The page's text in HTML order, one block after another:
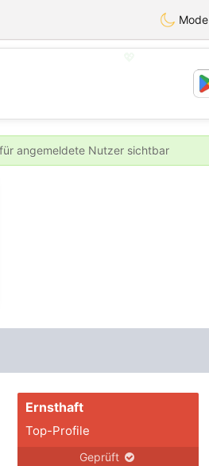
Mode
angemeldete Nutzer sichtbar
Ernsthaft
Top-Profile
Geprüft